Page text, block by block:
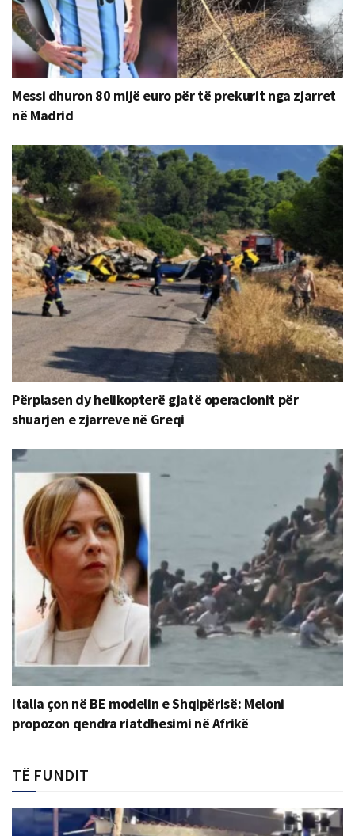
Messi dhuron 80 mijë euro për të prekurit nga zjarret
në Madrid
Përplasen dy helikopterë gjatë operacionit për
shuarjen e zjarreve në Greqi
Italia çon në BE modelin e Shqipërisë: Meloni
propozon qendra riatdhesimi në Afrikë
TË FUNDIT